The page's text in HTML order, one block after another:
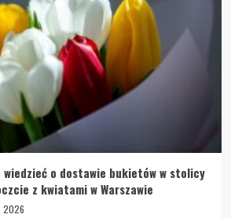
o dostawie bukietów w stolicy
z kwiatami w Warszawie
2026